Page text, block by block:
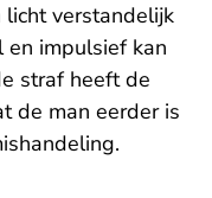
verstandelijk
en impulsief kan
straf heeft de
de man eerder is